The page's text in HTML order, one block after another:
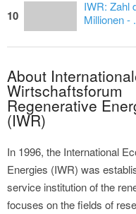
10
IWR: Zahl
Millionen -
About
Wirtschaftsforum
Regenerative
(IWR)
In 1996, the International
Energies (IWR) was
service institution of the
focuses on the fields of